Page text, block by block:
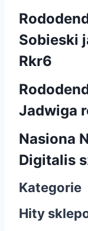
Sobieski
Rkr6
Jadwiga
Nasiona
Digitalis
Kategorie
Hity